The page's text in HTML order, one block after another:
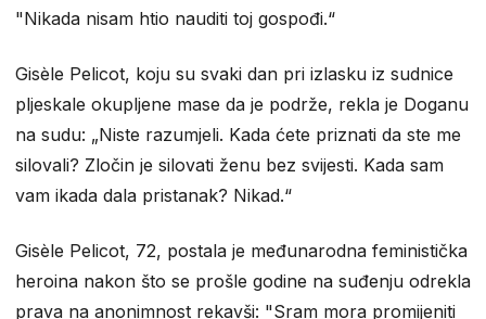
"Nikada nisam htio nauditi toj gospođi.“
Gisèle Pelicot, koju su svaki dan pri izlasku iz sudnice
pljeskale okupljene mase da je podrže, rekla je Doganu
na sudu: „Niste razumjeli. Kada ćete priznati da ste me
silovali? Zločin je silovati ženu bez svijesti. Kada sam
vam ikada dala pristanak? Nikad.“
Gisèle Pelicot, 72, postala je međunarodna feministička
heroina nakon što se prošle godine na suđenju odrekla
prava na anonimnost rekavši: "Sram mora promijeniti